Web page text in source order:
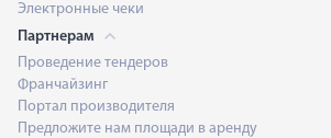
Электронные чеки
Партнерам
Проведение тендеров
Франчайзинг
Портал производителя
Предложите нам площади в аренду